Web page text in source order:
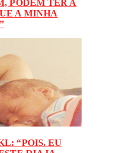
PODEM TER A
A MINHA
“POIS. EU